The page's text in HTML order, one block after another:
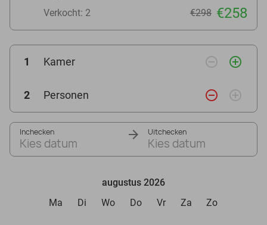
Verkocht: 2 €298 €258
1 Kamer remove_circle_outline add_circle_outline
2 Personen remove_circle_outline add_circle_outline
Inchecken
Kies datum
Uitchecken
Kies datum
augustus 2026
Ma
Di Wo Do Vr Za Zo